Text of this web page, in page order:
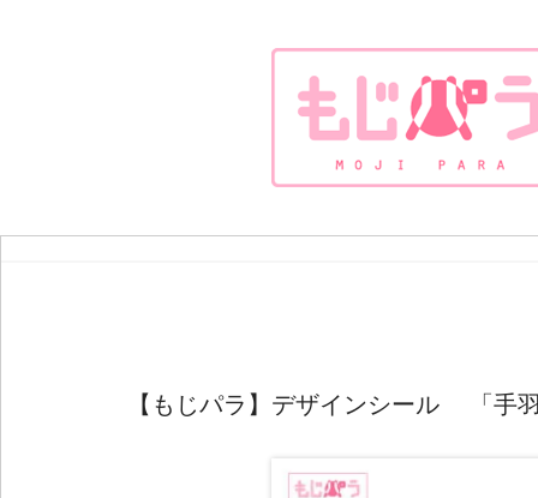
【もじパラ】デザインシール 「手